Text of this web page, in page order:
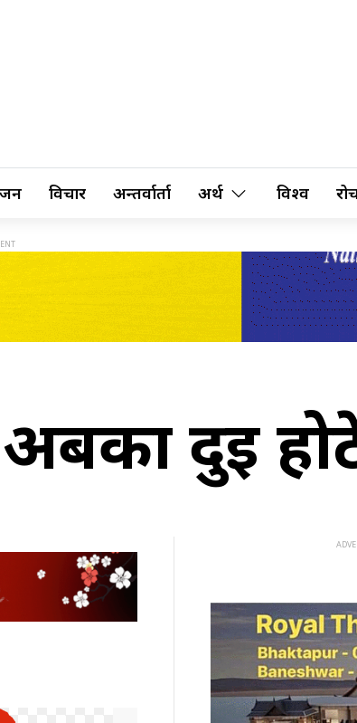
विचार अन्तर्वार्ता अर्थ विश्व
दुई